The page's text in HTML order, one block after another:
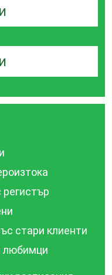
регистър
стари клиенти
любимци